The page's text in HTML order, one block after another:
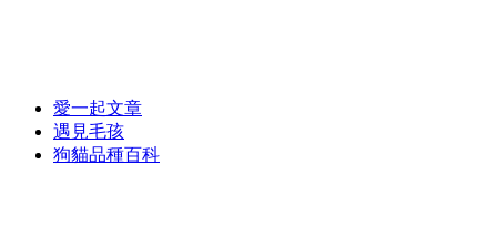
愛一起文章
遇見毛孩
狗貓品種百科